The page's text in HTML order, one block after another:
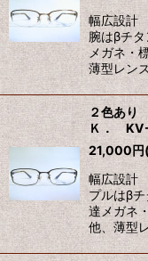
幅広設計
腕はβチ
メガネ・
薄型レン
２色あ
Ｋ．
21,000円
幅広設計
プルはβ
達メガネ
他、薄型